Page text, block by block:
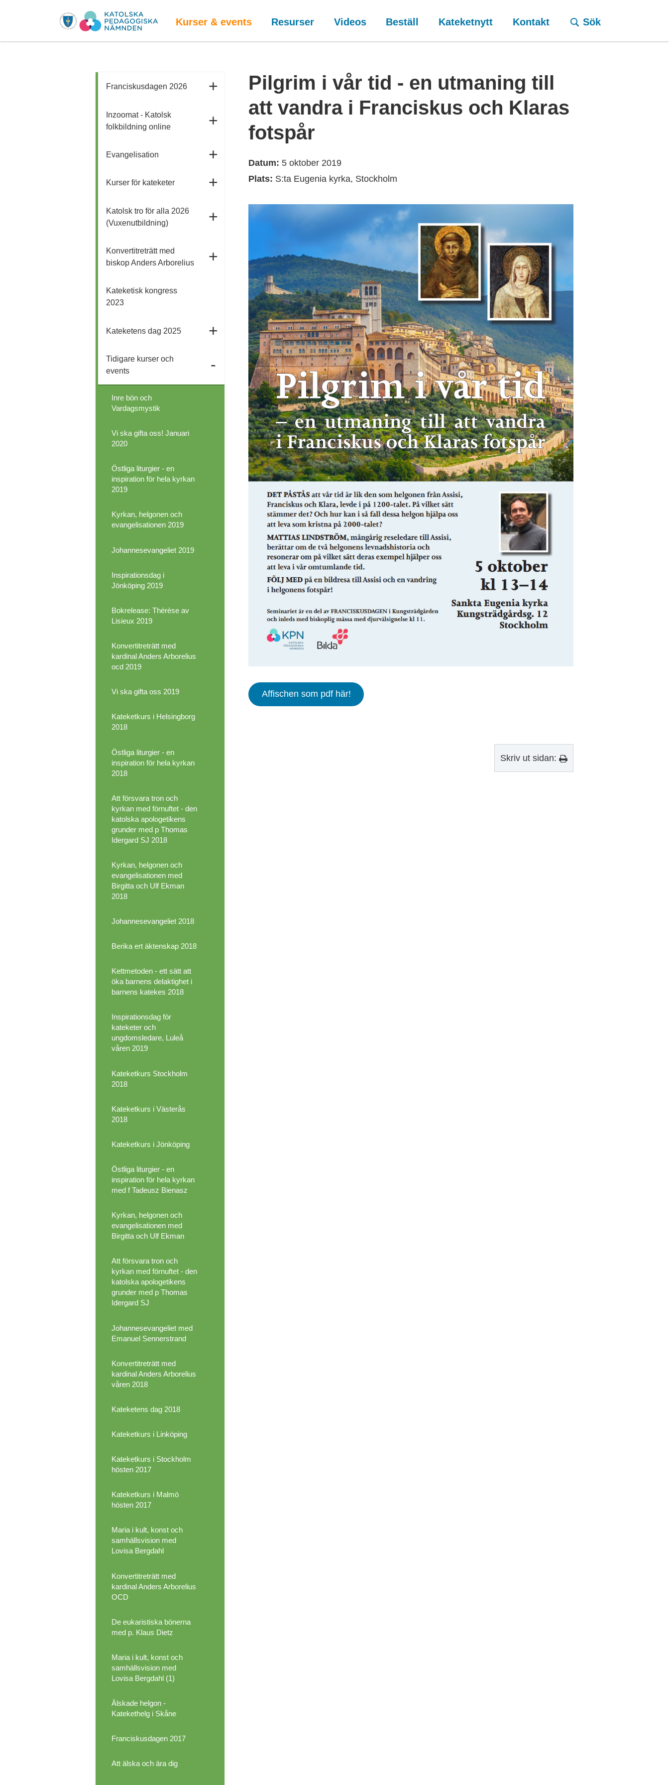
Kurser & events Resurser Videos Beställ Kateketnytt Kontakt Sök
Franciskusdagen 2026
Inzoomat - Katolsk
folkbildning online
Evangelisation
Kurser för kateketer
Katolsk tro för alla 2026
(Vuxenutbildning)
Konvertitreträtt med
biskop Anders Arborelius
Kateketisk kongress
2023
Kateketens dag 2025
Tidigare kurser och
events
Inre bön och
Vardagsmystik
Vi ska gifta oss! Januari
2020
Östliga liturgier - en
inspiration för hela kyrkan
2019
Kyrkan, helgonen och
evangelisationen 2019
Johannesevangeliet 2019
Inspirationsdag i
Jönköping 2019
Bokrelease: Thérèse av
Lisieux 2019
Konvertitreträtt med
kardinal Anders Arborelius
ocd 2019
Vi ska gifta oss 2019
Kateketkurs i Helsingborg
2018
Östliga liturgier - en
inspiration för hela kyrkan
2018
Att försvara tron och
kyrkan med förnuftet - den
katolska apologetikens
grunder med p Thomas
Idergard SJ 2018
Kyrkan, helgonen och
evangelisationen med
Birgitta och Ulf Ekman
2018
Johannesevangeliet 2018
Berika ert äktenskap 2018
Kettmetoden - ett sätt att
öka barnens delaktighet i
barnens katekes 2018
Inspirationsdag för
kateketer och
ungdomsledare, Luleå
våren 2019
Kateketkurs Stockholm
2018
Kateketkurs i Västerås
2018
Kateketkurs i Jönköping
Östliga liturgier - en
inspiration för hela kyrkan
med f Tadeusz Bienasz
Kyrkan, helgonen och
evangelisationen med
Birgitta och Ulf Ekman
Att försvara tron och
kyrkan med förnuftet - den
katolska apologetikens
grunder med p Thomas
Idergard SJ
Johannesevangeliet med
Emanuel Sennerstrand
Konvertitreträtt med
kardinal Anders Arborelius
våren 2018
Kateketens dag 2018
Kateketkurs i Linköping
Kateketkurs i Stockholm
hösten 2017
Kateketkurs i Malmö
hösten 2017
Maria i kult, konst och
samhällsvision med
Lovisa Bergdahl
Konvertitreträtt med
kardinal Anders Arborelius
OCD
De eukaristiska bönerna
med p. Klaus Dietz
Maria i kult, konst och
samhällsvision med
Lovisa Bergdahl (1)
Älskade helgon -
Katekethelg i Skåne
Franciskusdagen 2017
Att älska och ära dig
Pilgrim i vår tid - en utmaning till
att vandra i Franciskus och Klaras
fotspår
Datum: 5 oktober 2019
Plats: S:ta Eugenia kyrka, Stockholm
Affischen som pdf här!
Skriv ut sidan: